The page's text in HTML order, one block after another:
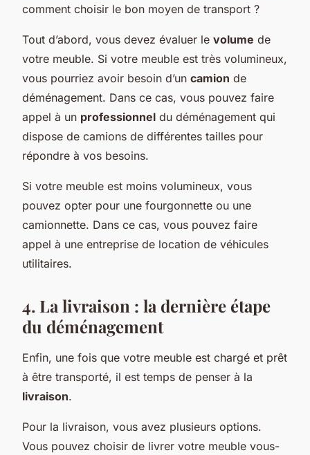
comment choisir le bon moyen de transport ?
Tout d’abord, vous devez évaluer le volume de
votre meuble. Si votre meuble est très volumineux,
vous pourriez avoir besoin d’un camion de
déménagement. Dans ce cas, vous pouvez faire
appel à un professionnel du déménagement qui
dispose de camions de différentes tailles pour
répondre à vos besoins.
Si votre meuble est moins volumineux, vous
pouvez opter pour une fourgonnette ou une
camionnette. Dans ce cas, vous pouvez faire
appel à une entreprise de location de véhicules
utilitaires.
4. La livraison : la dernière étape
du déménagement
Enfin, une fois que votre meuble est chargé et prêt
à être transporté, il est temps de penser à la
livraison.
Pour la livraison, vous avez plusieurs options.
Vous pouvez choisir de livrer votre meuble vous-